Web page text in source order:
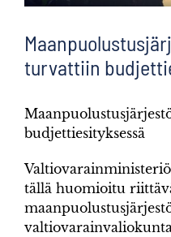
turvattiin
budjettiesityksessä
tällä huomioitu